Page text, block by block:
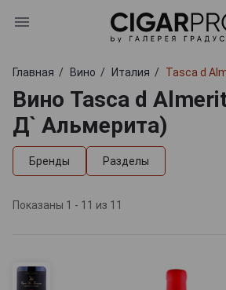
Главная Вино Италия Tasca d
Вино Tasca d
Д` Альмерита)
Бренды Разделы
Показаны 1 - 11 из 11